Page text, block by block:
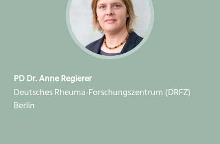
PD Dr. Anne Regierer
Deutsches Rheuma-Forschungszentrum (DRFZ)
Berlin